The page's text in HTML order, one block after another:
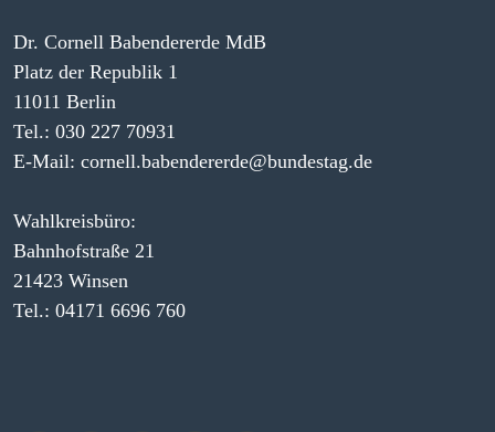
Dr. Cornell Babendererde MdB
Platz der Republik 1
11011 Berlin
Tel.: 030 227 70931
E-Mail: cornell.babendererde@bundestag.de
Wahlkreisbüro:
Bahnhofstraße 21
21423 Winsen
Tel.: 04171 6696 760